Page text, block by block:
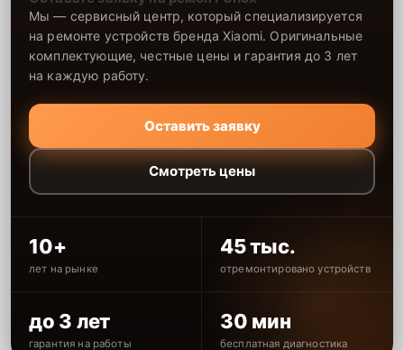
Мы — сервисный центр, который специализируется
на ремонте устройств бренда Xiaomi. Оригинальные
комплектующие, честные цены и гарантия до 3 лет
на каждую работу.
Оставить заявку
Смотреть цены
10+
лет на рынке
45 тыс.
отремонтировано устройств
до 3 лет
гарантия на работы
30 мин
бесплатная диагностика